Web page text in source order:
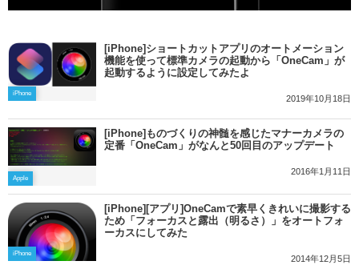
iPhone
[iPhone]ショートカットアプリのオートメーション
機能を使って標準カメラの起動から「OneCam」が
起動するように設定してみたよ
2019年10月18日
Apple
[iPhone]ものづくりの神髄を感じたマナーカメラの
定番「OneCam」がなんと50回目のアップデート
2016年1月11日
iPhone
[iPhone][アプリ]OneCamで素早くきれいに撮影する
ため「フォーカスと露出（明るさ）」をオートフォ
ーカスにしてみた
2014年12月5日